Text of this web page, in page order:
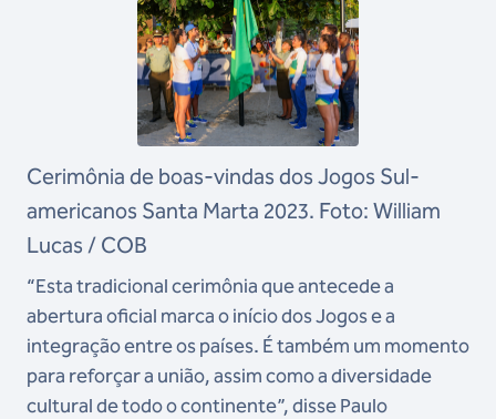
Cerimônia de boas-vindas dos Jogos Sul-
americanos Santa Marta 2023. Foto: William
Lucas / COB
“Esta tradicional cerimônia que antecede a
abertura oficial marca o início dos Jogos e a
integração entre os países. É também um momento
para reforçar a união, assim como a diversidade
cultural de todo o continente”, disse Paulo